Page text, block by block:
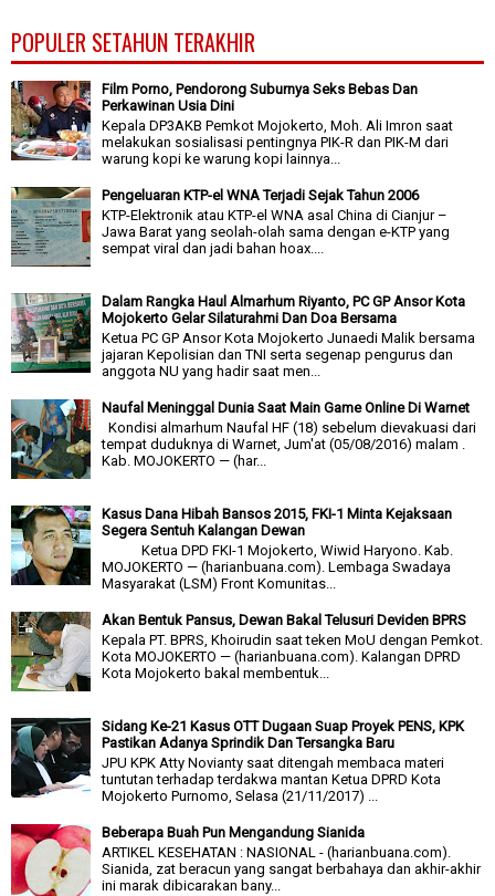
POPULER SETAHUN TERAKHIR
Film Porno, Pendorong Suburnya Seks Bebas Dan
Perkawinan Usia Dini
Kepala DP3AKB Pemkot Mojokerto, Moh. Ali Imron saat
melakukan sosialisasi pentingnya PIK-R dan PIK-M dari
warung kopi ke warung kopi lainnya...
Pengeluaran KTP-el WNA Terjadi Sejak Tahun 2006
KTP-Elektronik atau KTP-el WNA asal China di Cianjur –
Jawa Barat yang seolah-olah sama dengan e-KTP yang
sempat viral dan jadi bahan hoax....
Dalam Rangka Haul Almarhum Riyanto, PC GP Ansor Kota
Mojokerto Gelar Silaturahmi Dan Doa Bersama
Ketua PC GP Ansor Kota Mojokerto Junaedi Malik bersama
jajaran Kepolisian dan TNI serta segenap pengurus dan
anggota NU yang hadir saat men...
Naufal Meninggal Dunia Saat Main Game Online Di Warnet
Kondisi almarhum Naufal HF (18) sebelum dievakuasi dari
tempat duduknya di Warnet, Jum'at (05/08/2016) malam .
Kab. MOJOKERTO — (har...
Kasus Dana Hibah Bansos 2015, FKI-1 Minta Kejaksaan
Segera Sentuh Kalangan Dewan
Ketua DPD FKI-1 Mojokerto, Wiwid Haryono. Kab.
MOJOKERTO — (harianbuana.com). Lembaga Swadaya
Masyarakat (LSM) Front Komunitas...
Akan Bentuk Pansus, Dewan Bakal Telusuri Deviden BPRS
Kepala PT. BPRS, Khoirudin saat teken MoU dengan Pemkot.
Kota MOJOKERTO — (harianbuana.com). Kalangan DPRD
Kota Mojokerto bakal membentuk...
Sidang Ke-21 Kasus OTT Dugaan Suap Proyek PENS, KPK
Pastikan Adanya Sprindik Dan Tersangka Baru
JPU KPK Atty Novianty saat ditengah membaca materi
tuntutan terhadap terdakwa mantan Ketua DPRD Kota
Mojokerto Purnomo, Selasa (21/11/2017) ...
Beberapa Buah Pun Mengandung Sianida
ARTIKEL KESEHATAN : NASIONAL - (harianbuana.com).
Sianida, zat beracun yang sangat berbahaya dan akhir-akhir
ini marak dibicarakan bany...